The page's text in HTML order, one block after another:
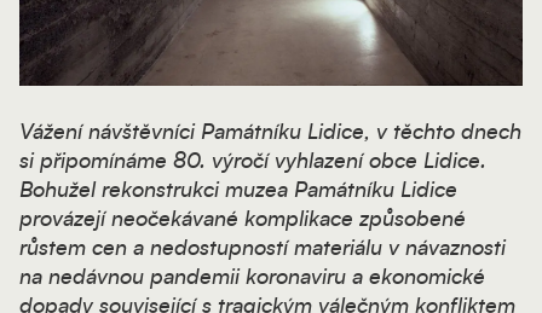
Vážení návštěvníci Památníku Lidice, v těchto dnech
si připomínáme 80. výročí vyhlazení obce Lidice.
Bohužel rekonstrukci muzea Památníku Lidice
provázejí neočekávané komplikace způsobené
růstem cen a nedostupností materiálu v návaznosti
na nedávnou pandemii koronaviru a ekonomické
dopady související s tragickým válečným konfliktem